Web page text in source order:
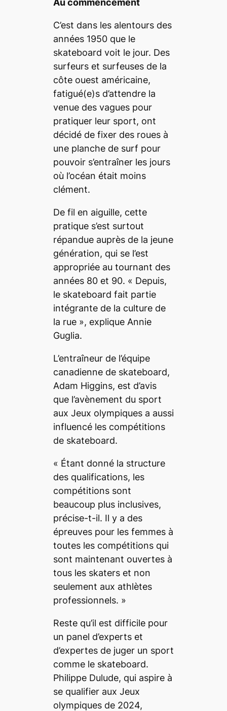
Au commencement
C’est dans les alentours des
années 1950 que le
skateboard voit le jour. Des
surfeurs et surfeuses de la
côte ouest américaine,
fatigué(e)s d’attendre la
venue des vagues pour
pratiquer leur sport, ont
décidé de fixer des roues à
une planche de surf pour
pouvoir s’entraîner les jours
où l’océan était moins
clément.
De fil en aiguille, cette
pratique s’est surtout
répandue auprès de la jeune
génération, qui se l’est
appropriée au tournant des
années 80 et 90. « Depuis,
leskateboard fait partie
intégrante de la culture de
la rue », explique Annie
Guglia.
L’entraîneur de l’équipe
canadienne de skateboard,
Adam Higgins, est d’avis
que l’avènement du sport
aux Jeux olympiques a aussi
influencé les compétitions
de skateboard.
« Étant donné la structure
des qualifications, les
compétitions sont
beaucoup plus inclusives,
précise-t-il. Il y a des
épreuves pour les femmes à
toutes les compétitions qui
sont maintenant ouvertes à
tous lesskaters et non
seulement aux athlètes
professionnels. »
Reste qu’il est difficile pour
un panel d’experts et
d’expertes de juger un sport
comme le skateboard.
Philippe Dulude, qui aspire à
se qualifier aux Jeux
olympiques de 2024,